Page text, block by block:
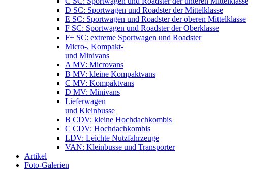
D SC: Sportwagen und Roadster der Mittelklasse
E SC: Sportwagen und Roadster der oberen Mittelklasse
F SC: Sportwagen und Roadster der Oberklasse
F+ SC: extreme Sportwagen und Roadster
Micro-, Kompakt-
und Minivans
A MV: Microvans
B MV: kleine Kompaktvans
C MV: Kompaktvans
D MV: Minivans
Lieferwagen
und Kleinbusse
B CDV: kleine Hochdachkombis
C CDV: Hochdachkombis
LDV: Leichte Nutzfahrzeuge
VAN: Kleinbusse und Transporter
Artikel
Foto-Galerien